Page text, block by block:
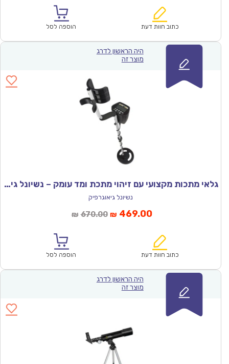
₪33.00.
הוא:
כתוב חוות דעת הוספה לסל
היה הראשון לדרג
מוצר זה
גלאי מתכות מקצועי עם זיהוי מתכת ומד עומק – נשיונל גיאוגרפיק
נשיונל גיאוגרפיק
₪ 670.00המחיר
₪670.00.
₪ 469.00המחיר
הוא:
כתוב חוות דעת הוספה לסל
היה הראשון לדרג
מוצר זה